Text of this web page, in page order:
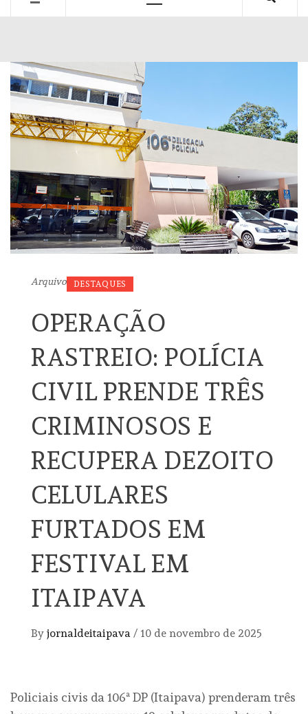
Arquivo DESTAQUES
OPERAÇÃO
RASTREIO: POLÍCIA
CIVIL PRENDE TRÊS
CRIMINOSOS E
RECUPERA DEZOITO
CELULARES
FURTADOS EM
FESTIVAL EM
ITAIPAVA
By jornaldeitaipava / 10 de novembro de 2025
Policiais civis da 106ª DP (Itaipava) prenderam três